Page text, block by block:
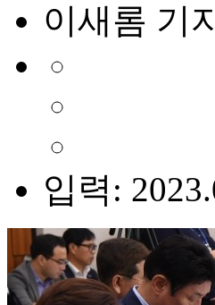
이새롬 기
입력: